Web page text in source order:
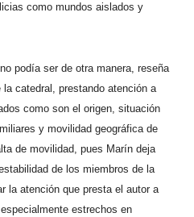
como mundos aislados y
podía ser de otra manera, reseña
catedral, prestando atención a
como son el origen, situación
y movilidad geográfica de
de movilidad, pues Marín deja
de los miembros de la
la atención que presta el autor a
estrechos en